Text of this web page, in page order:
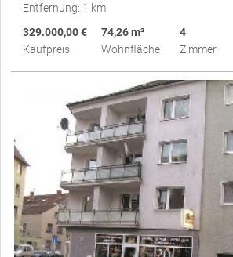
Entfernung: 1 km
329.000,00 €
Kaufpreis
74,26 m²
Wohnfläche
4
Zimmer